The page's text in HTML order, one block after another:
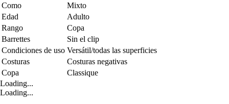
Como
Mixto
Edad
Adulto
Rango
Copa
Barrettes
Sin el clip
Condiciones de uso Versátil/todas las superficies
Costuras
Costuras negativas
Copa
Classique
Loading...
Loading...